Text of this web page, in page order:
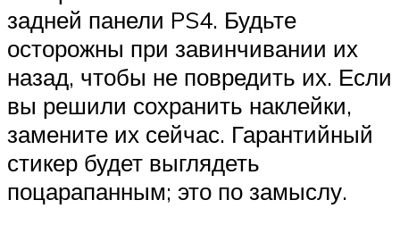
задней панели PS4. Будьте
осторожны при завинчивании их
назад, чтобы не повредить их. Если
вы решили сохранить наклейки,
замените их сейчас. Гарантийный
стикер будет выглядеть
поцарапанным; это по замыслу.